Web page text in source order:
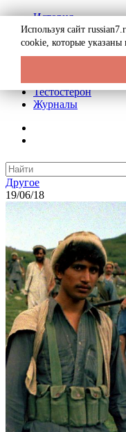
История
Биография
Криминал
Реклама на сайте
Тестостерон
Журналы
Другое
19/06/18
Используя сайт
cookie, которые указаны